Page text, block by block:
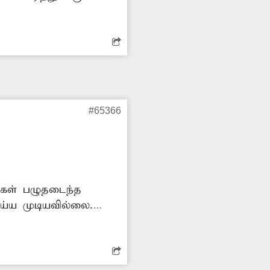
நடவடிக்கை
#65366
பழுதடைந்த
முடியவில்லை.
அவர்கள் கடையில்
இதை